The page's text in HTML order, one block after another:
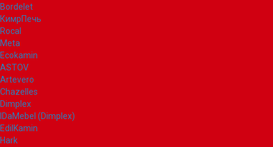
Bordelet
КимрПечь
Rocal
Meta
Ecokamin
ASTOV
Artevero
Chazelles
Dimplex
IDaMebel (Dimplex)
EdilKamin
Hark